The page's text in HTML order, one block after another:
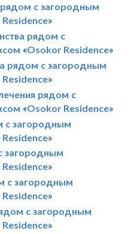
с загородным
рядом с
«Osokor Residence»
рядом с загородным
рядом с
«Osokor Residence»
с загородным
загородным
с загородным
с загородным